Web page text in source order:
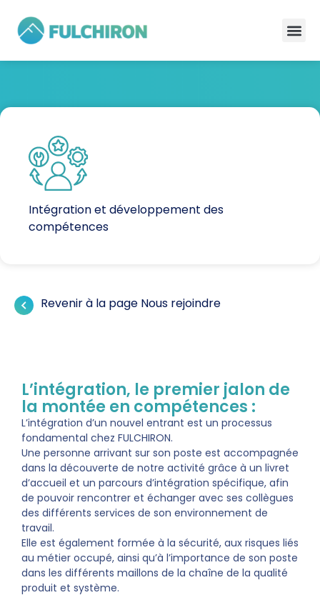
Intégration et développement des
compétences
Revenir à la page Nous rejoindre
L’intégration, le premier jalon de
la montée en compétences :
L’intégration d’un nouvel entrant est un processus
fondamental chez FULCHIRON.
Une personne arrivant sur son poste est accompagnée
dans la découverte de notre activité grâce à un livret
d’accueil et un parcours d’intégration spécifique, afin
de pouvoir rencontrer et échanger avec ses collègues
des différents services de son environnement de
travail.
Elle est également formée à la sécurité, aux risques liés
au métier occupé, ainsi qu’à l’importance de son poste
dans les différents maillons de la chaîne de la qualité
produit et système.